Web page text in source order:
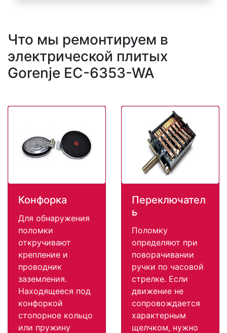
Что мы ремонтируем в
электрической плитых
Gorenje EC-6353-WA
Конфорка
Для обнаружения
поломки
откручивают
крепление и
проводник
заземления.
Находящееся под
конфоркой
стопорное кольцо
или пружину
Переключател
ь
Поломку
определяют при
поворачивании
ручки по часовой
стрелке. Если
движение не
сопровождается
характерным
щелчком, нужно